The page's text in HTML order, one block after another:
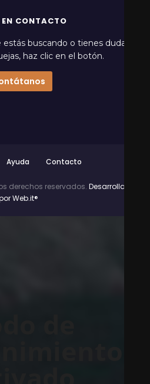
EN CONTACTO
buscando o tienes dudas,
haz clic en el botón.
Ayuda Contacto
derechos reservados. Desarrollado
Web.it®